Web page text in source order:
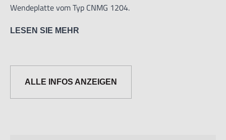
Wendeplatte vom Typ CNMG 1204.
LESEN SIE MEHR
ALLE INFOS ANZEIGEN